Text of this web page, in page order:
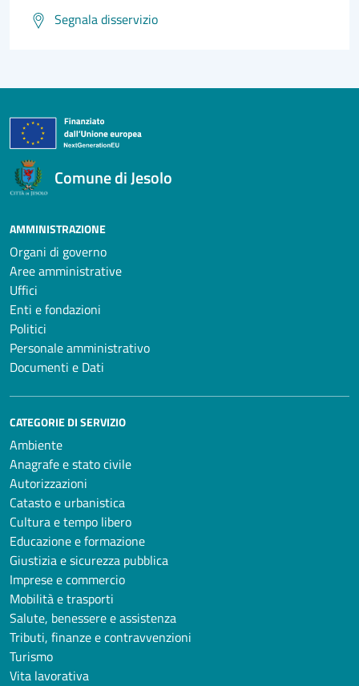
Segnala disservizio
Comune di Jesolo
AMMINISTRAZIONE
Organi di governo
Aree amministrative
Uffici
Enti e fondazioni
Politici
Personale amministrativo
Documenti e Dati
CATEGORIE DI SERVIZIO
Ambiente
Anagrafe e stato civile
Autorizzazioni
Catasto e urbanistica
Cultura e tempo libero
Educazione e formazione
Giustizia e sicurezza pubblica
Imprese e commercio
Mobilità e trasporti
Salute, benessere e assistenza
Tributi, finanze e contravvenzioni
Turismo
Vita lavorativa